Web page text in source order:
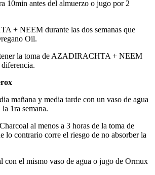
10min antes del almuerzo o jugo por 2
+ NEEM durante las dos semanas que
Oil.
la toma de AZADIRACHTA + NEEM
mañana y media tarde con un vaso de agua
1ra semana.
al menos a 3 horas de la toma de
lo contrario corre el riesgo de no absorber la
con el mismo vaso de agua o jugo de Ormux